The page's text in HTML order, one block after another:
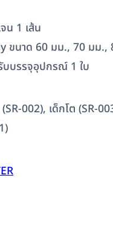
น 1 เส้น
ขนาด 60 มม., 70 มม.,
บบรรจุอุปกรณ์ 1 ใบ
(SR-002), เด็กโต (SR-